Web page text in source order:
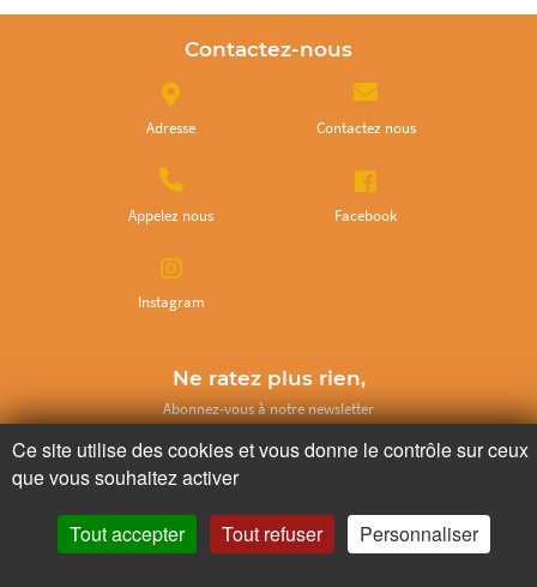
Contactez-nous
Adresse Contactez nous
Appelez nous Facebook
Instagram
Ne ratez plus rien,
Abonnez-vous à notre newsletter
Je m’inscris
Ce site utilise des cookies et vous donne le contrôle sur ceux
que vous souhaitez activer
Tout accepter Tout refuser Personnaliser